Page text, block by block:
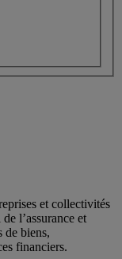
et collectivités
l’assurance et
de biens,
financiers.